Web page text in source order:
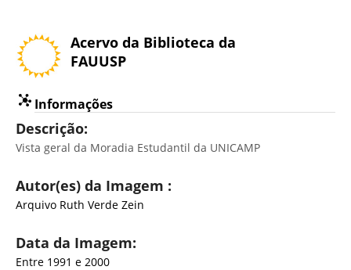
Acervo da Biblioteca da
FAUUSP
Informações
Descrição:
Vista geral da Moradia Estudantil da UNICAMP
Autor(es) da Imagem :
Arquivo Ruth Verde Zein
Data da Imagem:
Entre 1991 e 2000